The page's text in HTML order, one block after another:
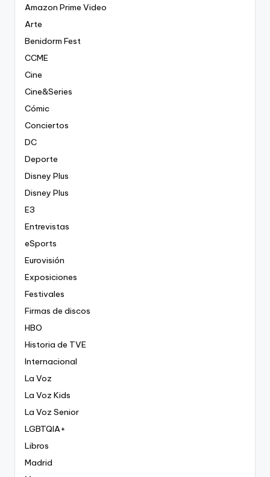
Amazon Prime Video
Arte
Benidorm Fest
CCME
Cine
Cine&Series
Cómic
Conciertos
DC
Deporte
Disney Plus
Disney Plus
E3
Entrevistas
eSports
Eurovisión
Exposiciones
Festivales
Firmas de discos
HBO
Historia de TVE
Internacional
La Voz
La Voz Kids
La Voz Senior
LGBTQIA+
Libros
Madrid